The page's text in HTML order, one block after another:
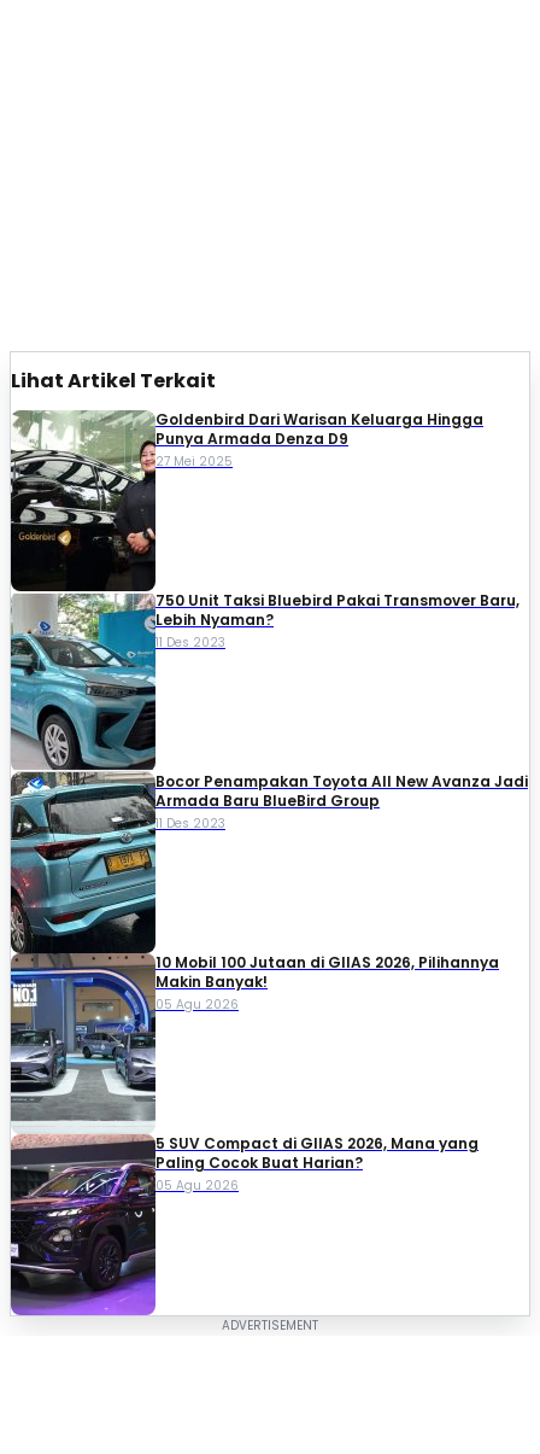
Lihat Artikel Terkait
Goldenbird Dari Warisan Keluarga Hingga
Punya Armada Denza D9
27 Mei 2025
750 Unit Taksi Bluebird Pakai Transmover Baru,
Lebih Nyaman?
11 Des 2023
Bocor Penampakan Toyota All New Avanza Jadi
Armada Baru BlueBird Group
11 Des 2023
10 Mobil 100 Jutaan di GIIAS 2026, Pilihannya
Makin Banyak!
05 Agu 2026
5 SUV Compact di GIIAS 2026, Mana yang
Paling Cocok Buat Harian?
05 Agu 2026